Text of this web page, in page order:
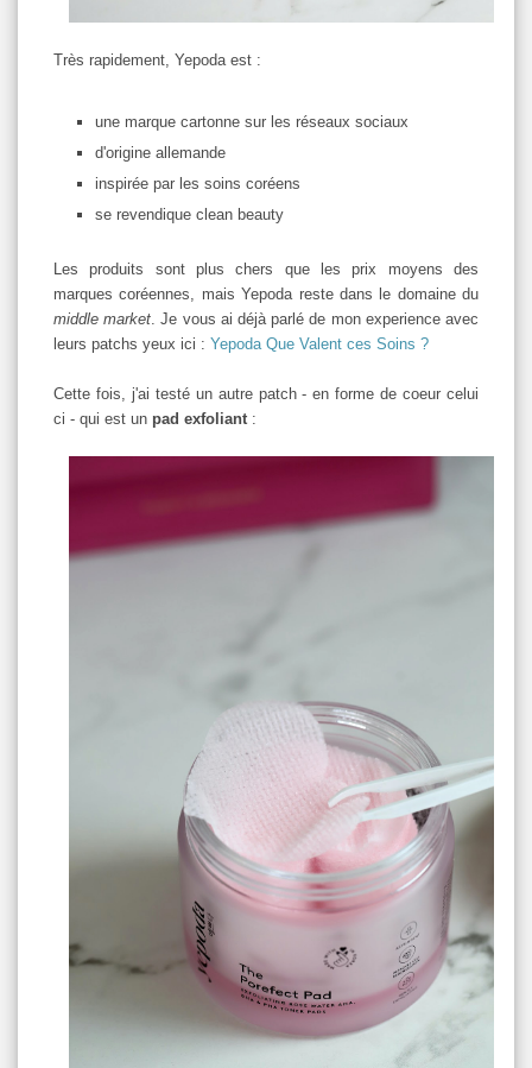
Très rapidement, Yepoda est :
une marque cartonne sur les réseaux sociaux
d'origine allemande
inspirée par les soins coréens
se revendique clean beauty
Les produits sont plus chers que les prix moyens des
marques coréennes, mais Yepoda reste dans le domaine du
middle market. Je vous ai déjà parlé de mon experience avec
leurs patchs yeux ici : Yepoda Que Valent ces Soins ?
Cette fois, j'ai testé un autre patch - en forme de coeur celui
ci - qui est un pad exfoliant: